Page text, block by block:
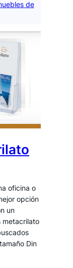
de
oficina o
opción
un
metacrilato
Din